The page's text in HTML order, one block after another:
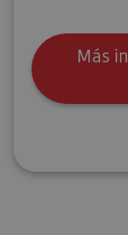
Más